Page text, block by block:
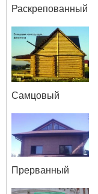
Раскрепованный
Самцовый
Прерванный